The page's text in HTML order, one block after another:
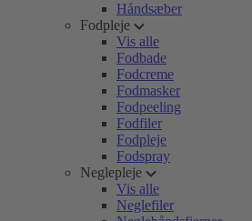
Håndsæber
Fodpleje
Vis alle
Fodbade
Fodcreme
Fodmasker
Fodpeeling
Fodfiler
Fodpleje
Fodspray
Neglepleje
Vis alle
Neglefiler